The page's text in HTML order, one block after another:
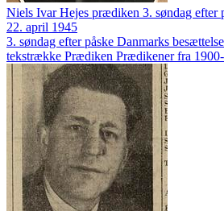
Niels Ivar Hejes prædiken 3. søndag efter
22. april 1945
3. søndag efter påske Danmarks
tekstrække Prædiken Prædikener fra